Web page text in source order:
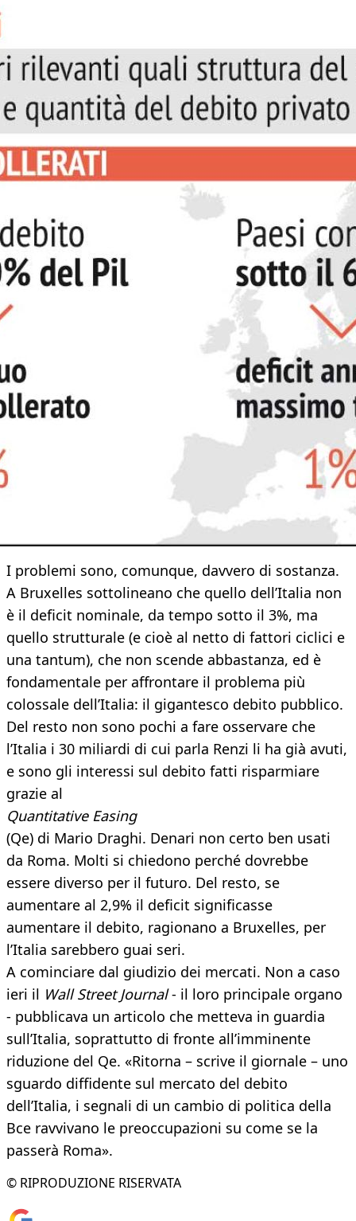
I problemi sono, comunque, davvero di sostanza.
A Bruxelles sottolineano che quello dell’Italia non
è il deficit nominale, da tempo sotto il 3%, ma
quello strutturale (e cioè al netto di fattori ciclici e
una tantum), che non scende abbastanza, ed è
fondamentale per affrontare il problema più
colossale dell’Italia: il gigantesco debito pubblico.
Del resto non sono pochi a fare osservare che
l’Italia i 30 miliardi di cui parla Renzi li ha già avuti,
e sono gli interessi sul debito fatti risparmiare
grazie al
Quantitative Easing
(Qe) di Mario Draghi. Denari non certo ben usati
da Roma. Molti si chiedono perché dovrebbe
essere diverso per il futuro. Del resto, se
aumentare al 2,9% il deficit significasse
aumentare il debito, ragionano a Bruxelles, per
l’Italia sarebbero guai seri.
A cominciare dal giudizio dei mercati. Non a caso
ieri il Wall Street Journal- il loro principale organo
- pubblicava un articolo che metteva in guardia
sull’Italia, soprattutto di fronte all’imminente
riduzione del Qe. «Ritorna – scrive il giornale – uno
sguardo diffidente sul mercato del debito
dell’Italia, i segnali di un cambio di politica della
Bce ravvivano le preoccupazioni su come se la
passerà Roma».
© RIPRODUZIONE RISERVATA